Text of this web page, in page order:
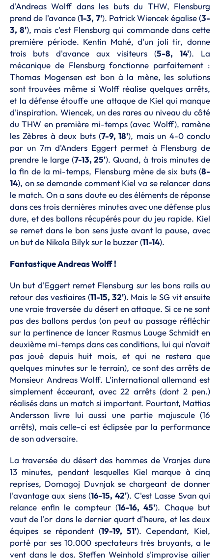
d'Andreas Wolff dans les buts du THW, Flensburg
prend de l'avance (1-3, 7'). Patrick Wiencek égalise (3-
3, 8'), mais c'est Flensburg qui commande dans cette
première période. Kentin Mahé, d'un joli tir, donne
trois buts d'avance aux visiteurs (5-8, 14'). La
mécanique de Flensburg fonctionne parfaitement :
Thomas Mogensen est bon à la mène, les solutions
sont trouvées même si Wolff réalise quelques arrêts,
et la défense étouffe une attaque de Kiel qui manque
d'inspiration. Wiencek, un des rares au niveau du côté
du THW en première mi-temps (avec Wolff), ramène
les Zèbres à deux buts (7-9, 18'), mais un 4-0 conclu
par un 7m d'Anders Eggert permet à Flensburg de
prendre le large (7-13, 25'). Quand, à trois minutes de
la fin de la mi-temps, Flensburg mène de six buts (8-
14), on se demande comment Kiel va se relancer dans
le match. On a sans doute eu des éléments de réponse
dans ces trois dernières minutes avec une défense plus
dure, et des ballons récupérés pour du jeu rapide. Kiel
se remet dans le bon sens juste avant la pause, avec
un but de Nikola Bilyk sur le buzzer (11-14).
Fantastique Andreas Wolff !
Un but d'Eggert remet Flensburg sur les bons rails au
retour des vestiaires (11-15, 32'). Mais le SG vit ensuite
une vraie traversée du désert en attaque. Si ce ne sont
pas des ballons perdus (on peut au passage réfléchir
sur la pertinence de lancer Rasmus Lauge Schmidt en
deuxième mi-temps dans ces conditions, lui qui n'avait
pas joué depuis huit mois, et qui ne restera que
quelques minutes sur le terrain), ce sont des arrêts de
Monsieur Andreas Wolff. L'international allemand est
simplement écœurant, avec 22 arrêts (dont 2 pen.)
réalisés dans un match si important. Pourtant, Mattias
Andersson livre lui aussi une partie majuscule (16
arrêts), mais celle-ci est éclipsée par la performance
de son adversaire.
La traversée du désert des hommes de Vranjes dure
13 minutes, pendant lesquelles Kiel marque à cinq
reprises, Domagoj Duvnjak se chargeant de donner
l'avantage aux siens (16-15, 42'). C'est Lasse Svan qui
relance enfin le compteur (16-16, 45'). Chaque but
vaut de l'or dans le dernier quart d'heure, et les deux
équipes se répondent (19-19, 51'). Cependant, Kiel,
porté par ses 10.000 spectateurs très bruyants, a le
vent dans le dos. Steffen Weinhold s'improvise ailier